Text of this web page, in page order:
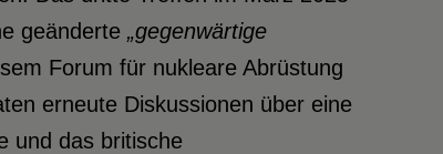
geänderte „gegenwärtige
Forum für nukleare Abrüstung
erneute Diskussionen über eine
und das britische